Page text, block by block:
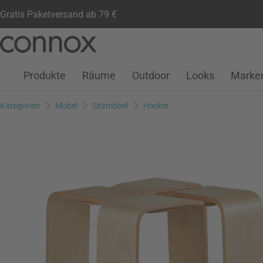
Gratis Paketversand ab 79 €
Seiteninhalt
Suchfeld
Kundenkonto
Wunschliste
Warenkorb
Produkte Räume Outdoor Looks
Kategorien Möbel Sitzmöbel Hocker